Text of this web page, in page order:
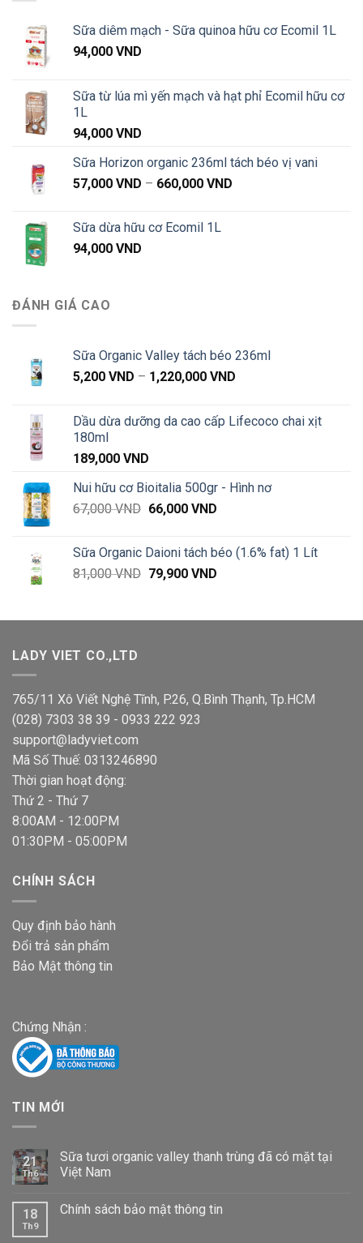
1,020,000 VND
Sữa diêm mạch - Sữa quinoa hữu cơ Ecomil 1L
94,000 VND
Sữa từ lúa mì yến mạch và hạt phỉ Ecomil hữu cơ
1L
94,000 VND
Sữa Horizon organic 236ml tách béo vị vani
57,000 VND – 660,000 VND
Sữa dừa hữu cơ Ecomil 1L
94,000 VND
ĐÁNH GIÁ CAO
Sữa Organic Valley tách béo 236ml
5,200 VND – 1,220,000 VND
5,200 VND
Dầu dừa dưỡng da cao cấp Lifecoco chai xịt
180ml
189,000 VND
Nui hữu cơ Bioitalia 500gr - Hình nơ
67,000VND Giá
67,000 VND.
66,000 VNDGiá
là:
66,000 VND.
Sữa Organic Daioni tách béo (1.6% fat) 1 Lít
81,000VND Giá
81,000 VND.
79,900 VNDGiá
là:
LADY VIET CO.,LTD
765/11 Xô Viết Nghệ Tĩnh, P.26, Q.Bình Thạnh, Tp.HCM
(028) 7303 38 39 - 0933 222 923
support@ladyviet.com
Mã Số Thuế: 0313246890
Thời gian hoạt động:
Thứ 2 - Thứ 7
8:00AM - 12:00PM
01:30PM - 05:00PM
CHÍNH SÁCH
Quy định bảo hành
Đổi trả sản phẩm
Bảo Mật thông tin
Chứng Nhận :
TIN MỚI
21
Th6
Sữa tươi organic valley thanh trùng đã có mặt tại
Việt Nam
18
Th9
Chính sách bảo mật thông tin